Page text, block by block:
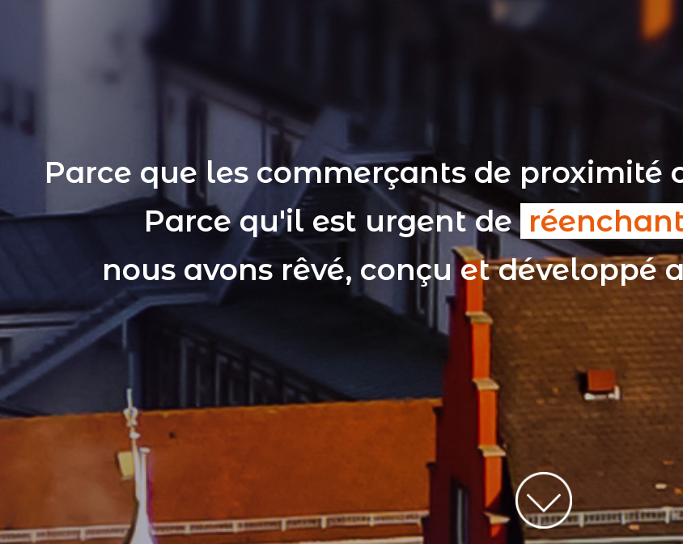
Parce que les commerçants de proximité
Parce qu'il est urgent de
nous avons rêvé, conçu et développé